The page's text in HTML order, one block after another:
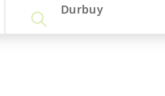
Durbuy